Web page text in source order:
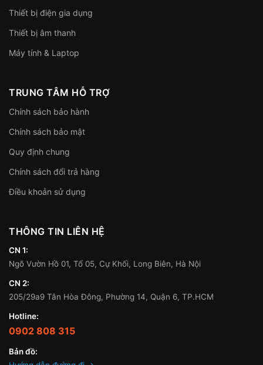
Thiết bị điện gia dụng
Thiết bị âm thanh
Máy tính & Laptop
TRUNG TÂM HỖ TRỢ
Chính sách bảo hành
Chính sách bảo mật
Quy định chung
Chính sách đổi trả hàng
Điều khoản sử dụng
THÔNG TIN LIÊN HỆ
CN 1:
Ngõ Vườn Hồ 01, Tổ 05, Cự Khối, Long Biên, Hà Nội
CN 2:
205/29a9 Tân Hòa Đông, Phường 14, Quận 6, TP.HCM
Hotline:
0902 808 315
Bản đồ: